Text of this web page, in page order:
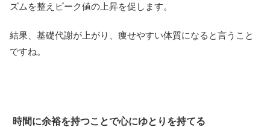
ズムを整えピーク値の上昇を促します。
結果、基礎代謝が上がり、痩せやすい体質になると言うこと
ですね。
時間に余裕を持つことで心にゆとりを持てる